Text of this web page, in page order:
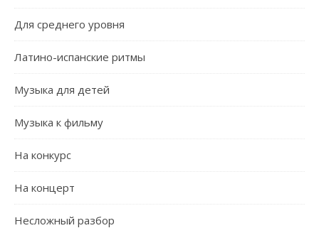
Для среднего уровня
Латино-испанские ритмы
Музыка для детей
Музыка к фильму
На конкурс
На концерт
Несложный разбор